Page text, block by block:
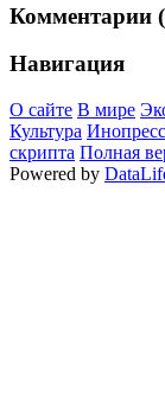
Комментарии
Навигация
О сайте В мире
Культура
скрипта Полная
Powered by